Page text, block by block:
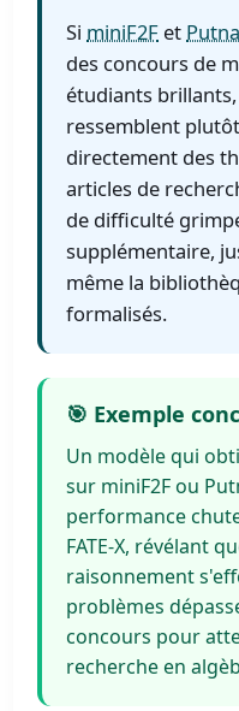
Si miniF2F et
des concours de
étudiants brillants,
ressemblent
directement des
articles de
de difficulté
supplémentaire,
même la
formalisés.
🎯 Exemple
Un modèle qui
sur miniF2F ou
performance
FATE-X, révélant
raisonnement
problèmes
concours pour
recherche en